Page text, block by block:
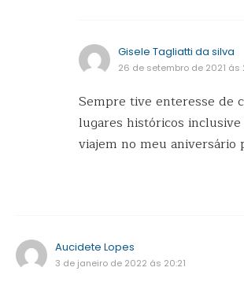
Gisele Tagliatti da silva
26 de setembro de 2021 ás
Sempre tive enteresse de
lugares históricos
viajem no meu aniversário
Aucidete Lopes
3 de janeiro de 2022 ás 20:21